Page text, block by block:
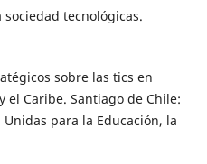
tecnológicas.
sobre las tics en
el Caribe. Santiago de Chile:
para la Educación, la